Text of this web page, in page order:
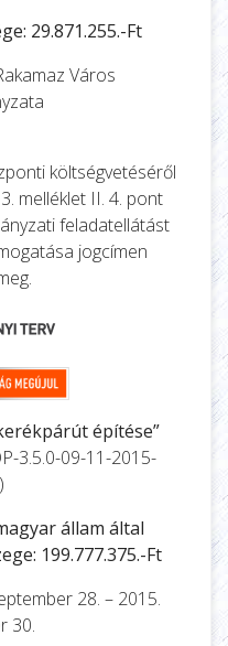
29.871.255.-Ft
Város
költségvetéséről
melléklet II. 4. pont
feladatellátást
jogcímen
építése”
3.5.0-09-11-2015-
állam által
199.777.375.-Ft
28. – 2015.
30.